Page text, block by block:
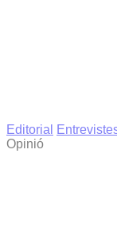
Editorial
Opinió